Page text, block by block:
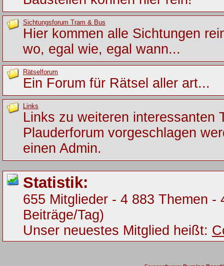
Sichtungsforum Tram & Bus
Hier kommen alle Sichtungen
wo, egal wie, egal wann...
Rätselforum
Ein Forum für Rätsel aller art...
Links
Links zu weiteren interessanten
Plauderforum vorgeschlagen
einen Admin.
Statistik:
655 Mitglieder - 4 883 Themen
Beiträge/Tag)
Unser neuestes Mitglied heißt: